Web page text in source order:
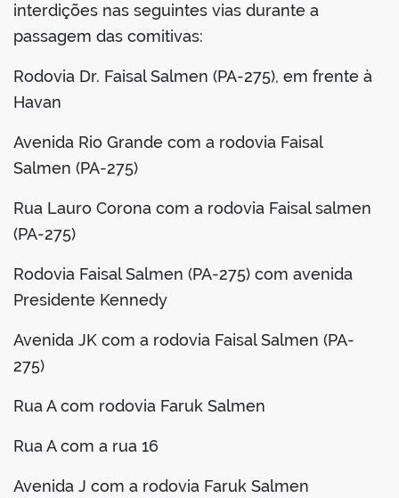
interdições nas seguintes vias durante a
passagem das comitivas:
Rodovia Dr. Faisal Salmen (PA-275), em frente à
Havan
Avenida Rio Grande com a rodovia Faisal
Salmen (PA-275)
Rua Lauro Corona com a rodovia Faisal salmen
(PA-275)
Rodovia Faisal Salmen (PA-275) com avenida
Presidente Kennedy
Avenida JK com a rodovia Faisal Salmen (PA-
275)
Rua A com rodovia Faruk Salmen
Rua A com a rua 16
Avenida J com a rodovia Faruk Salmen